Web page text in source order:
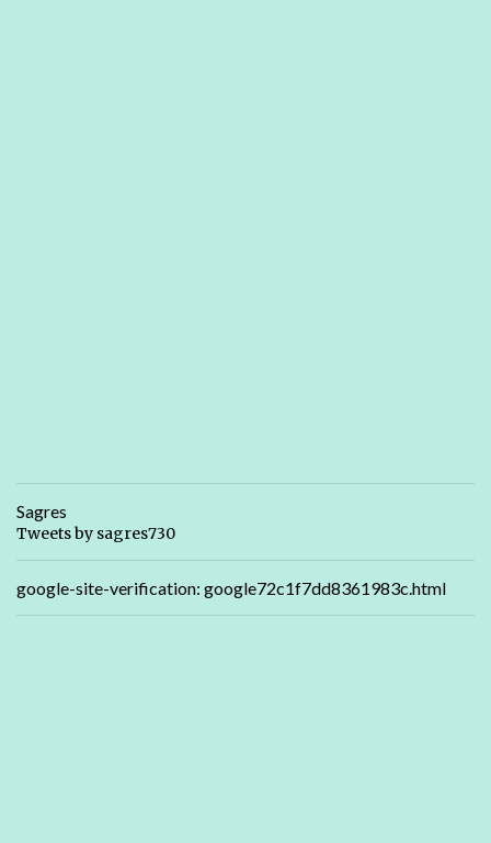
Sagres
Tweets by sagres730
google-site-verification: google72c1f7dd8361983c.html